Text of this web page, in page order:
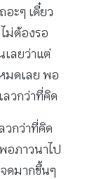
ะๆ เดี๋ยว
ม่ต้องรอ
ลยว่าแต่
มดเลย พอ
ลวกว่าที่คิด
วกว่าที่คิด
อภาวนาไป
ดมากขึ้นๆ